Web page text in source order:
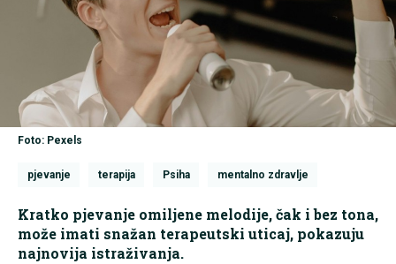
Foto: Pexels
pjevanje terapija Psiha mentalno zdravlje
Kratko pjevanje omiljene melodije, čak i bez tona,
može imati snažan terapeutski uticaj, pokazuju
najnovija istraživanja.